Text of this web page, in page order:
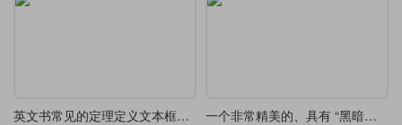
英文书常见的定理定义文本框设计欣赏 一个非常精美的、具有 “黑暗幻想” 风格 tcolorbox 定义